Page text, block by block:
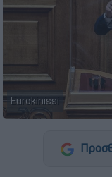
Eurokinissi